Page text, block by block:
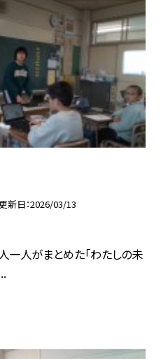
新日 2026/03/13
一人がまとめた「わたしの未